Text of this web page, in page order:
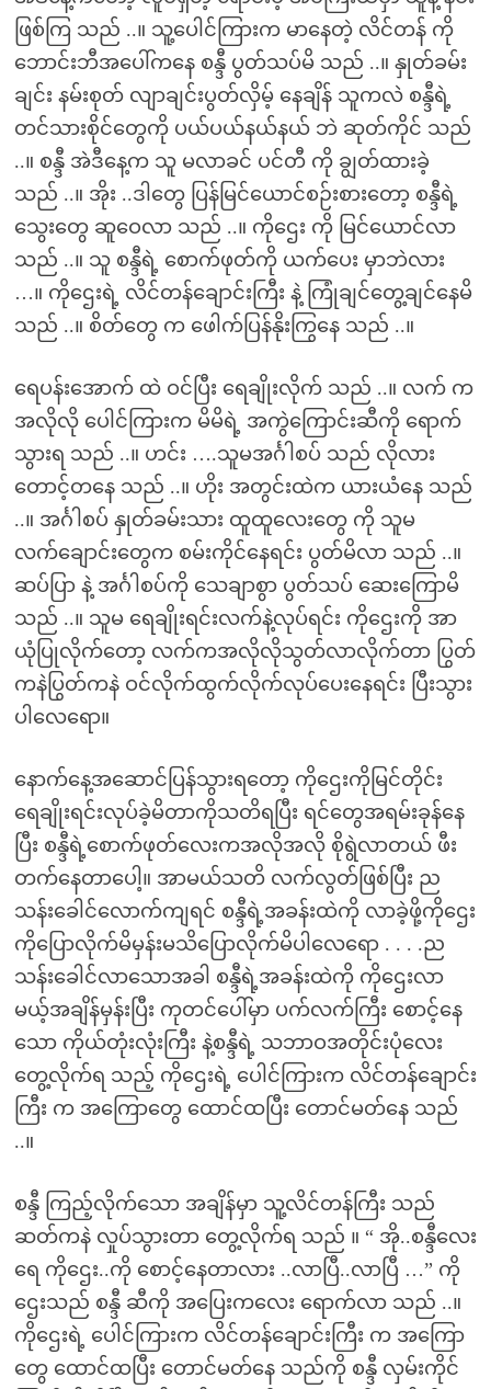
ဖြစ်ကြ သည် ..။ သူ့ပေါင်ကြားက မာနေတဲ့ လိင်တန် ကို
ဘောင်းဘီအပေါ်ကနေ စန္ဒီ ပွတ်သပ်မိ သည် ..။ နှုတ်ခမ်း
ချင်း နမ်းစုတ် လျာချင်းပွတ်လှိမ့် နေချိန် သူကလဲ စန္ဒီရဲ့
တင်သားစိုင်တွေကို ပယ်ပယ်နယ်နယ် ဘဲ ဆုတ်ကိုင် သည်
..။ စန္ဒီ အဲဒီနေ့က သူ မလာခင် ပင်တီ ကို ချွတ်ထားခဲ့
သည် ..။ အိုး ..ဒါတွေ ပြန်မြင်ယောင်စဉ်းစားတော့ စန္ဒီရဲ့
သွေးတွေ ဆူဝေလာ သည် ..။ ကိုဌေး ကို မြင်ယောင်လာ
သည် ..။ သူ စန္ဒီရဲ့ စောက်ဖုတ်ကို ယက်ပေး မှာဘဲလား
…။ ကိုဌေးရဲ့ လိင်တန်ချောင်းကြီး နဲ့ ကြုံချင်တွေ့ချင်နေမိ
သည် ..။ စိတ်တွေ က ဖေါက်ပြန်နိုးကြွနေ သည် ..။
ရေပန်းအောက် ထဲ ဝင်ပြီး ရေချိုးလိုက် သည် ..။ လက် က
အလိုလို ပေါင်ကြားက မိမိရဲ့ အကွဲကြောင်းဆီကို ရောက်
သွားရ သည် ..။ ဟင်း ….သူမအင်္ဂါစပ် သည် လိုလား
တောင့်တနေ သည် ..။ ဟိုး အတွင်းထဲက ယားယံနေ သည်
..။ အင်္ဂါစပ် နှုတ်ခမ်းသား ထူထူလေးတွေ ကို သူမ
လက်ချောင်းတွေက စမ်းကိုင်နေရင်း ပွတ်မိလာ သည် ..။
ဆပ်ပြာ နဲ့ အင်္ဂါစပ်ကို သေချာစွာ ပွတ်သပ် ဆေးကြောမိ
သည် ..။ သူမ ရေချိုးရင်းလက်နဲ့လုပ်ရင်း ကိုဌေးကို အာ
ယုံပြုလိုက်တော့ လက်ကအလိုလိုသွတ်လာလိုက်တာ ပြွတ်
ကနဲပြွတ်ကနဲ ဝင်လိုက်ထွက်လိုက်လုပ်ပေးနေရင်း ပြီးသွား
ပါလေရော။
နောက်နေ့အဆောင်ပြန်သွားရတော့ ကိုဌေးကိုမြင်တိုင်း
ရေချိုးရင်းလုပ်ခဲ့မိတာကိုသတိရပြီး ရင်တွေအရမ်းခုန်နေ
ပြီး စန္ဒီရဲ့စောက်ဖုတ်လေးကအလိုအလို စိုရွဲလာတယ် ဖီး
တက်နေတာပေါ့။ အာမယ်သတိ လက်လွတ်ဖြစ်ပြီး ည
သန်းခေါင်လောက်ကျရင် စန္ဒီရဲ့အခန်းထဲကို လာခဲ့ဖို့ကိုဌေး
ကိုပြောလိုက်မိမှန်းမသိပြောလိုက်မိပါလေရော . . . .ည
သန်းခေါင်လာသောအခါ စန္ဒီရဲ့အခန်းထဲကို ကိုဌေးလာ
မယ့်အချိန်မှန်းပြီး ကုတင်ပေါ်မှာ ပက်လက်ကြီး စောင့်နေ
သော ကိုယ်တုံးလုံးကြီး နဲ့စန္ဒီရဲ့ သဘာဝအတိုင်းပုံလေး
တွေ့လိုက်ရ သည့် ကိုဌေးရဲ့ ပေါင်ကြားက လိင်တန်ချောင်း
ကြီး က အကြောတွေ ထောင်ထပြီး တောင်မတ်နေ သည်
..။
စန္ဒီ ကြည့်လိုက်သော အချိန်မှာ သူ့လိင်တန်ကြီး သည်
ဆတ်ကနဲ လှုပ်သွားတာ တွေ့လိုက်ရ သည် ။ “ အို..စန္ဒီလေး
ရေ ကိုဌေး..ကို စောင့်နေတာလား ..လာပြီ..လာပြီ …” ကို
ဌေးသည် စန္ဒီ ဆီကို အပြေးကလေး ရောက်လာ သည် ..။
ကိုဌေးရဲ့ ပေါင်ကြားက လိင်တန်ချောင်းကြီး က အကြော
တွေ ထောင်ထပြီး တောင်မတ်နေ သည်ကို စန္ဒီ လှမ်းကိုင်